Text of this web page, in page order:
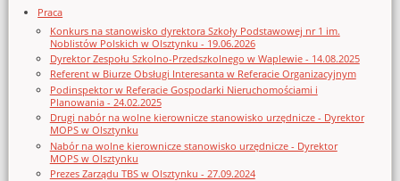
Praca
Konkurs na stanowisko dyrektora Szkoły Podstawowej nr 1 im.
Noblistów Polskich w Olsztynku - 19.06.2026
Dyrektor Zespołu Szkolno-Przedszkolnego w Waplewie - 14.08.2025
Referent w Biurze Obsługi Interesanta w Referacie Organizacyjnym
Podinspektor w Referacie Gospodarki Nieruchomościami i
Planowania - 24.02.2025
Drugi nabór na wolne kierownicze stanowisko urzędnicze - Dyrektor
MOPS w Olsztynku
Nabór na wolne kierownicze stanowisko urzędnicze - Dyrektor
MOPS w Olsztynku
Prezes Zarządu TBS w Olsztynku - 27.09.2024